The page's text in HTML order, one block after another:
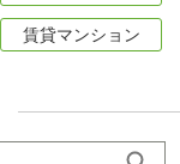
賃貸マンション